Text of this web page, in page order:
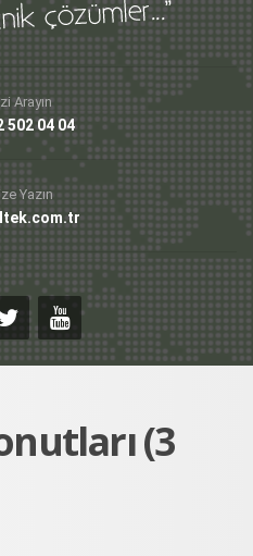
Arayın
502 04 04
Yazın
(3